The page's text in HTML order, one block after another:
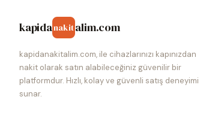
kapidanakitalim.com
kapidanakitalim.com, ile cihazlarınızı kapınızdan
nakit olarak satın alabileceğiniz güvenilir bir
platformdur. Hızlı, kolay ve güvenli satış deneyimi
sunar.